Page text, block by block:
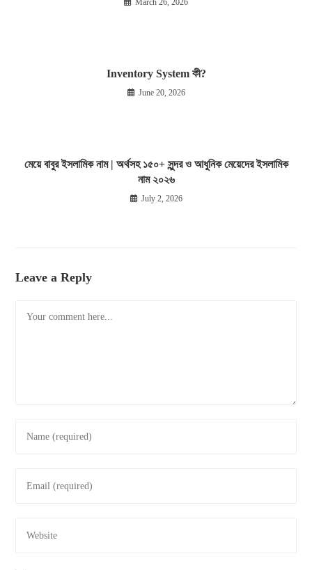
March 26, 2026
Inventory System কী?
June 20, 2026
মেয়ে বাবুর ইসলামিক নাম | অর্থসহ ১৫০+ সুন্দর ও আধুনিক মেয়েদের ইসলামিক
নাম ২০২৬
July 2, 2026
Leave a Reply